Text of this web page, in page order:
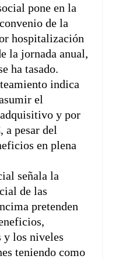
pone en la
de la
hospitalización
la jornada anual,
ha tasado.
indica
el
y por
a pesar del
en plena
señala la
de las
pretenden
y los niveles
teniendo como